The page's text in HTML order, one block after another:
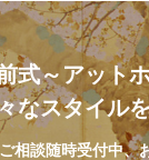
式～アット
なスタイル
相談随時受付中、